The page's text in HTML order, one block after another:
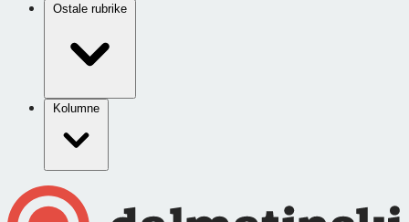
Ostale rubrike
Kolumne